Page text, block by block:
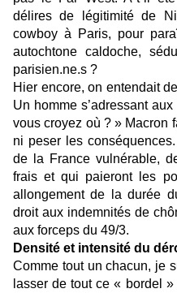
délires de légitimité de
cowboy à Paris, pour
autochtone caldoche,
parisien.ne.s ?
Hier encore, on entendait
Un homme s’adressant
vous croyez où ? » Macron
ni peser les
de la France vulnérable,
frais et qui paieront les
allongement de la durée
droit aux indemnités de
aux forceps du 49/3.
Densité et intensité du
Comme tout un chacun, je
lasser de tout ce « bordel